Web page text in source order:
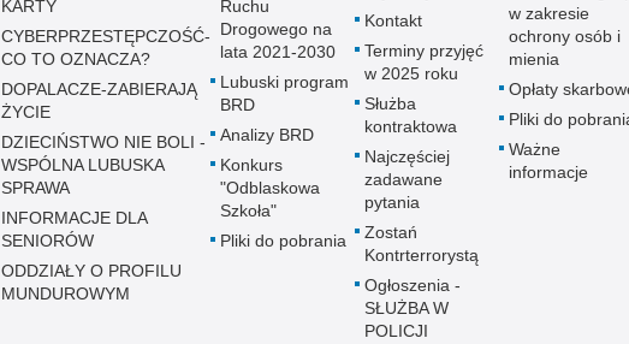
KARTY
CYBERPRZESTĘPCZOŚĆ-
CO TO OZNACZA?
DOPALACZE-ZABIERAJĄ
ŻYCIE
DZIECIŃSTWO NIE BOLI -
WSPÓLNA LUBUSKA
SPRAWA
INFORMACJE DLA
SENIORÓW
ODDZIAŁY O PROFILU
MUNDUROWYM
Ruchu
Drogowego na
lata 2021-2030
Lubuski program
BRD
Analizy BRD
Konkurs
"Odblaskowa
Szkoła"
Pliki do pobrania
Kontakt
Terminy przyjęć
w 2025 roku
Służba
kontraktowa
Najczęściej
zadawane
pytania
Zostań
Kontrterrorystą
Ogłoszenia -
SŁUŻBA W
POLICJI
w zakresie
ochrony osób i
mienia
Opłaty
Pliki do
Ważne
informacje